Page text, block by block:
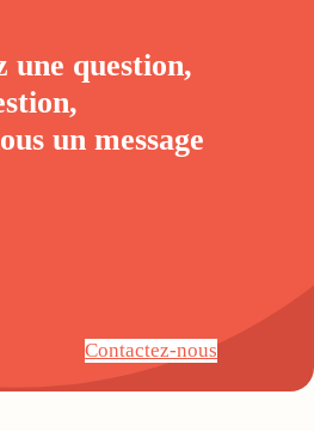
une question,
un message
Contactez-nous